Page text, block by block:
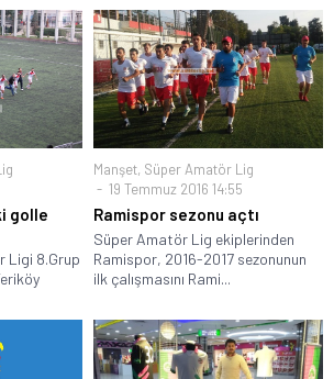
golle
Ligi 8.Grup
Manşet, Süper Amatör Lig
19 Temmuz 2016 14:55
Ramispor sezonu açtı
Süper Amatör Lig ekiplerinden
Ramispor, 2016-2017 sezonunun
ilk çalışmasını Rami...